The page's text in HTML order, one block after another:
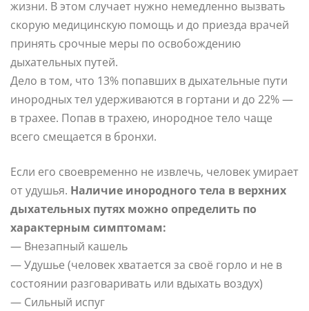
жизни. В этом случает нужно немедленно вызвать
скорую медицинскую помощь и до приезда врачей
принять срочные меры по освобождению
дыхательных путей.
Дело в том, что 13% попавших в дыхательные пути
инородных тел удерживаются в гортани и до 22% —
в трахее. Попав в трахею, инородное тело чаще
всего смещается в бронхи.
Если его своевременно не извлечь, человек умирает
от удушья. Наличие инородного тела в верхних
дыхательных путях можно определить по
характерным симптомам:
— Внезапный кашель
— Удушье (человек хватается за своё горло и не в
состоянии разговаривать или вдыхать воздух)
— Сильный испуг